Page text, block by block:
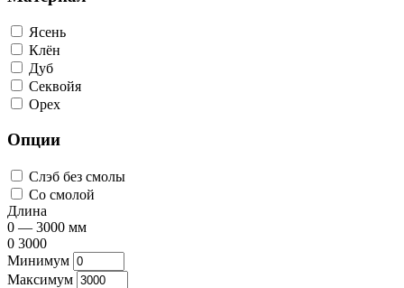
Ясень
Клён
Дуб
Секвойя
Орех
Опции
Слэб без смолы
Со смолой
Длина
0 — 3000 мм
0 3000
Минимум
Максимум